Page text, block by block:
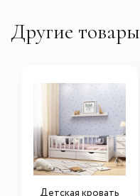
Другие товары
Детская кровать